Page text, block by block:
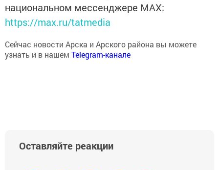
национальном мессенджере MАХ:
https://max.ru/tatmedia
Сейчас новости Арска и Арского района вы можете
узнать и в нашем Telegram-канале
Оставляйте реакции